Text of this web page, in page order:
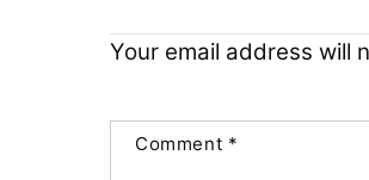
Your email address will
Comment *